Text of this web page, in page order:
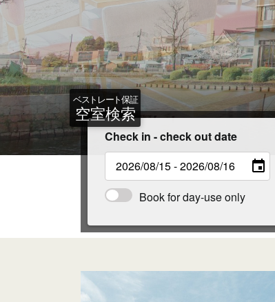
ベストレート保証
空室検索
Check in - check out date
Book for day-use only